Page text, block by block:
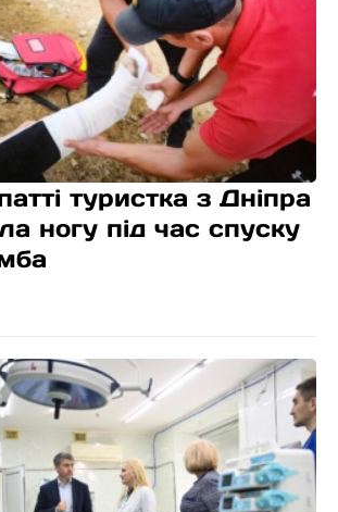
туристка з Дніпра
ногу під час спуску